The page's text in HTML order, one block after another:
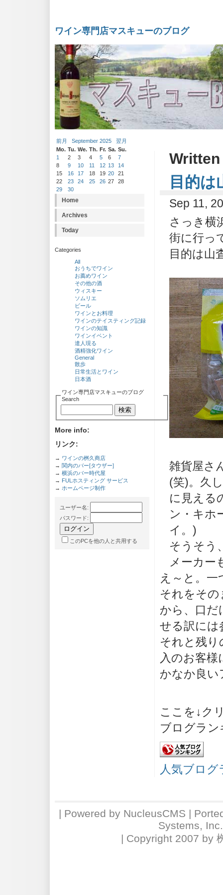
ワイン専門店マスキューのブログ
前月 September 2025
翌月
Mo. Tu. We. Th. Fr. Sa. Su.
1
2 3 4 5 6
7
8
9 10 11 12 13
14
15
16 17 18 19 20
21
22
23 24 25 26 27
28
29
30
Home
Archives
Today
Categories
All
おうちでワイン
お薦めワイン
その他の酒
ウィスキー
ソムリエ
ビール
ワインとお料理
ワインのテイスティング記録
ワインの知識
ワインイベント
達人現る
酒精強化ワイン
General
散歩
日常生活とワイン
日本酒
ワイン専門店マスキューのブログ
Search
More info:
リンク:
→ ワインの桝久商店
→ 関内のバー[タウザー]
→ 横浜のバー時代屋
→ FULホスティング サービス
→ ホームページ制作
ユーザー名:
パスワード:
このPCを他の人と共用する
Written
目的は
Sep 11,
さっき横
街に行っ
目的は山
雑貨屋さ
(笑)。久
に見える
ン・キホ
イ。)
そうそう
メーカー
え～と。
それをそ
から、口
せる訳には
それと残
入のお客
かなか良い
ここを↓ク
ブログラン
人気ブロ
| Powered by NucleusCMS |
Systems,
| Copyright 2007 by